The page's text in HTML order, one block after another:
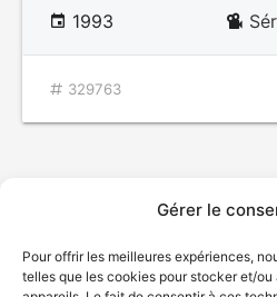
Gérer le
Pour offrir les meilleures expériences,
telles que les cookies pour stocker et/
1993
329763